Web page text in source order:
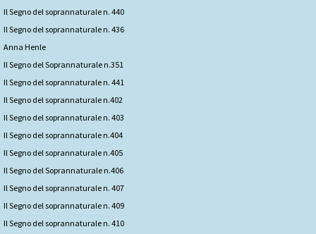
Il Segno del soprannaturale n. 440
Il Segno del soprannaturale n. 436
Anna Henle
Il Segno del Soprannaturale n.351
Il Segno del soprannaturale n. 441
Il Segno del soprannaturale n.402
Il Segno del soprannaturale n. 403
Il Segno del soprannaturale n.404
Il Segno del soprannaturale n.405
Il Segno del Soprannaturale n.406
Il Segno del soprannaturale n. 407
Il Segno del soprannaturale n. 409
Il Segno del soprannaturale n. 410